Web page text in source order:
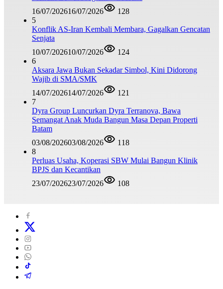
16/07/202616/07/2026
128
5
Konflik AS-Iran Kembali Membara, Gagalkan Gencatan
Senjata
10/07/202610/07/2026
124
6
Aksara Jawa Bukan Sekadar Simbol, Kini Didorong
Wajib di SMA/SMK
14/07/202614/07/2026
121
7
Dyra Group Luncurkan Dyra Terranova, Bawa
Semangat Anak Muda Bangun Masa Depan Properti
Batam
03/08/202603/08/2026
118
8
Perluas Usaha, Koperasi SBW Mulai Bangun Klinik
BPJS dan Kecantikan
23/07/202623/07/2026 108